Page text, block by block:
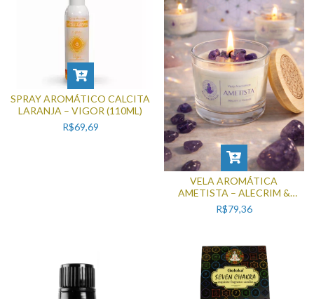
SPRAY AROMÁTICO CALCITA
LARANJA – VIGOR (110ML)
R$69,69
VELA AROMÁTICA
AMETISTA – ALECRIM &
CASCAS | DESPERTE SEUS
SENTIDOS E ATIVE SUA
R$79,36